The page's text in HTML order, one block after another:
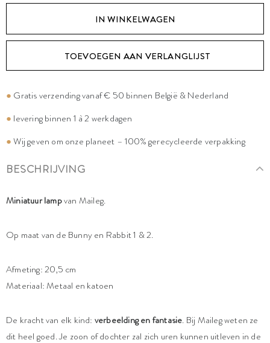
TOEVOEGEN AAN VERLANGLIJST
● Gratis verzending vanaf € 50 binnen België & Nederland
● levering binnen 1 à 2 werkdagen
●Wij geven om onze planeet – 100% gerecycleerde verpakking
BESCHRIJVING
Miniatuur lampvan Maileg.
Op maat van de Bunny en Rabbit 1 & 2.
Afmeting: 20,5 cm
Materiaal: Metaal en katoen
De kracht van elk kind: verbeelding en fantasie. Bij Maileg weten ze
dit heel goed. Je zoon of dochter zal zich uren kunnen uitleven in de